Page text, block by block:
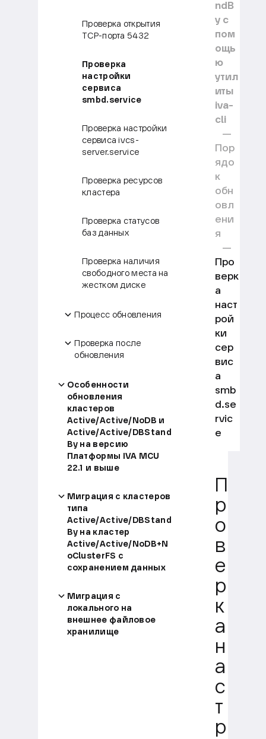
Проверка открытия
TCP-порта 5432
Проверка
настройки
сервиса
smbd.service
Проверка настройки
сервиса ivcs-
server.service
Проверка ресурсов
кластера
Проверка статусов
баз данных
Проверка наличия
свободного места на
жестком диске
Процесс обновления
Проверка после
обновления
Особенности
обновления
кластеров
Active/Active/NoDB и
Active/Active/DBStand
By на версию
Платформы IVA MCU
22.1 и выше
Миграция с кластеров
типа
Active/Active/DBStand
By на кластер
Active/Active/NoDB+N
oClusterFS с
сохранением данных
Миграция с
локального на
внешнее файловое
хранилище
ndB
y с
пом
ощь
ю
утил
иты
iva-
cli
Пор
ядо
к
обн
овл
ени
я
Про
верк
а
наст
рой
ки
сер
вис
а
smb
d.se
rvic
e
р
о
в
е
р
к
а
н
а
с
т
р